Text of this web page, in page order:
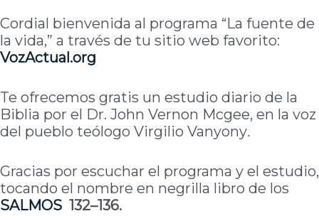
Cordial bienvenida al programa “La fuente de
la vida,” a través de tu sitio web favorito:
VozActual.org
Te ofrecemos gratis un estudio diario de la
Biblia por el Dr. John Vernon Mcgee, en la voz
del pueblo teólogo Virgilio Vanyony.
Gracias por escuchar el programa y el estudio,
tocando el nombre en negrilla libro de los
SALMOS 132–136.